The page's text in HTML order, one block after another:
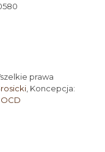
prawa
, Koncepcja: